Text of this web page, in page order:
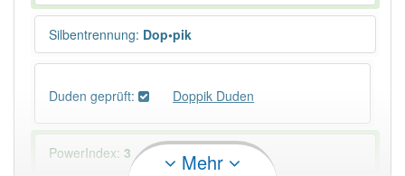
Silbentrennung: Dop•pik
Duden geprüft: Doppik Duden
PowerIndex: 3 Mehr